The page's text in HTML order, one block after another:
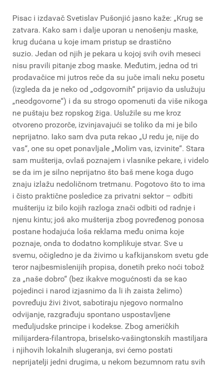
Pisac i izdavač Svetislav Pušonjić jasno kaže: „Krug se
zatvara. Kako sam i dalje uporan u nenošenju maske,
krug dućana u koje imam pristup se drastično
suzio. Jedan od njih je pekara u kojoj svih ovih meseci
nisu pravili pitanje zbog maske. Međutim, jedna od tri
prodavačice mi jutros reče da su juče imali neku posetu
(izgleda da je neko od „odgovornih“ prijavio da uslužuju
„neodgovorne“) i da su strogo opomenuti da više nikoga
ne puštaju bez ropskog žiga. Uslužile su me kroz
otvoreno prozorče, izvinjavajući se toliko da mi je bilo
neprijatno. Iako sam dva puta rekao „U redu je, nije do
vas“, one su opet ponavljale „Molim vas, izvinite“. Stara
sam mušterija, ovlaš poznajem i vlasnike pekare, i videlo
se da im je silno neprijatno što baš mene koga dugo
znaju izlažu nedoličnom tretmanu. Pogotovo što to ima
i čisto praktične posledice za privatni sektor – odbiti
mušteriju iz bilo kojih razloga znači odbiti od radnje i
njenu kintu; još ako mušterija zbog povređenog ponosa
postane hodajuća loša reklama među onima koje
poznaje, onda to dodatno komplikuje stvar. Sve u
svemu, očigledno je da živimo u kafkijanskom svetu gde
teror najbesmislenijih propisa, donetih preko noći tobož
za „naše dobro“ (bez ikakve mogućnosti da se kao
pojedinci i narod izjasnimo da li ih zaista želimo)
povređuju živi život, sabotiraju njegovo normalno
odvijanje, razgrađuju spontano uspostavljene
međuljudske principe i kodekse. Zbog američkih
milijardera-filantropa, briselsko-vašingtonskih mastiljara
i njihovih lokalnih slugeranja, svi ćemo postati
neprijatelji jedni drugima, u nekom bezumnom ratu svih